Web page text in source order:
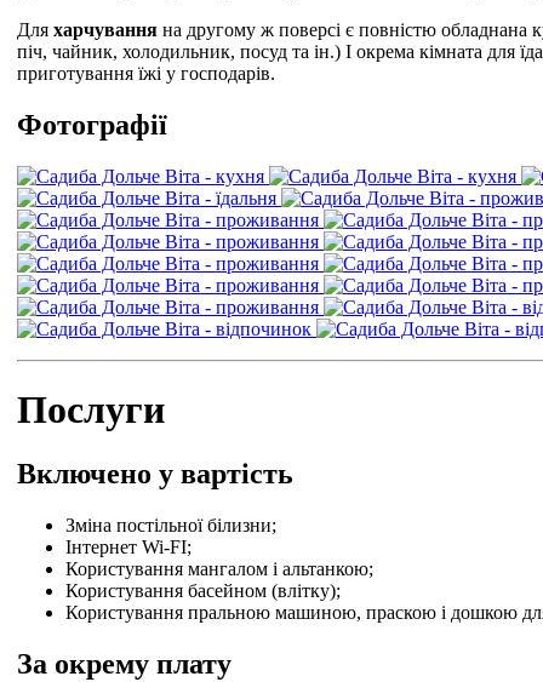
Для харчування на другому ж поверсі є повністю обладнана
піч, чайник, холодильник, посуд та ін.) І окрема кімната для
приготування їжі у господарів.
Фотографії
Послуги
Включено у вартість
Зміна постільної білизни;
Інтернет Wi-FI;
Користування мангалом і альтанкою;
Користування басейном (влітку);
Користування пральною машиною, праскою і дошкою
За окрему плату